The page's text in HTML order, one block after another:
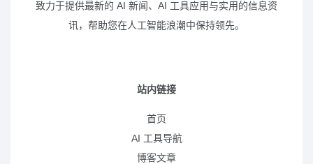
致力于提供最新的 AI 新闻、AI 工具应用与实用的信息资
讯，帮助您在人工智能浪潮中保持领先。
站内链接
首页
AI 工具导航
博客文章